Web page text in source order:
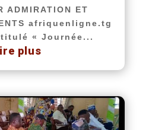
ADMIRATION ET
afriquenligne.tg
« Journée...
lire plus